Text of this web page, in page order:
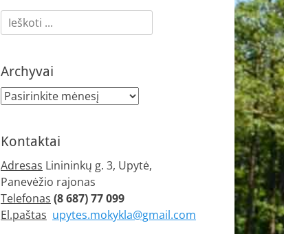
Ieškoti:
Archyvai
Archyvai
Kontaktai
Adresas Linininkų g. 3, Upytė,
Panevėžio rajonas
Telefonas (8 687) 77 099
El.paštas upytes.mokykla@gmail.com